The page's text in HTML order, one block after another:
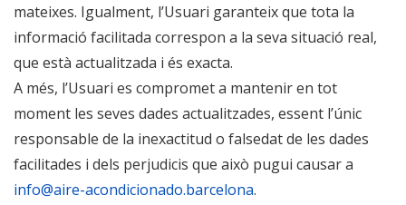
mateixes. Igualment, l’Usuari garanteix que tota la
informació facilitada correspon a la seva situació real,
que està actualitzada i és exacta.
A més, l’Usuari es compromet a mantenir en tot
moment les seves dades actualitzades, essent l’únic
responsable de la inexactitud o falsedat de les dades
facilitades i dels perjudicis que això pugui causar a
info@aire-acondicionado.barcelona.